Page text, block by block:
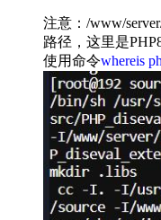
注意：/www/
路径，这里是
使用命令whereis